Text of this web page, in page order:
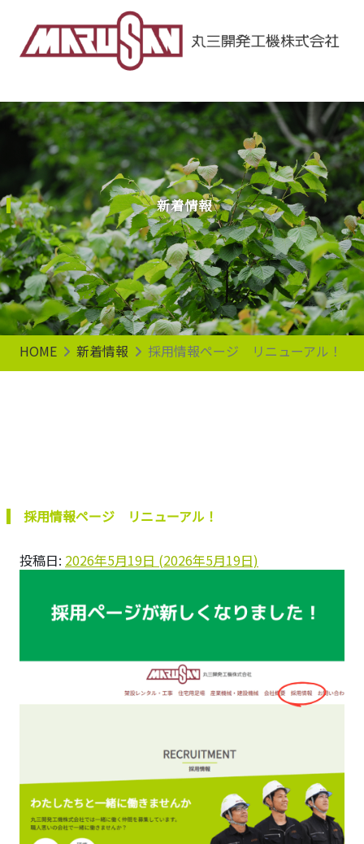
Main Navigation
新着情報
HOME 新着情報 採用情報ページ リニューアル！
採用情報ページ リニューアル！
投稿日: 2026年5月19日 (2026年5月19日)